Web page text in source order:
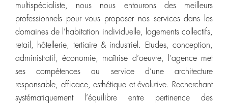
multispécialiste, nous nous entourons des meilleurs
professionnels pour vous proposer nos services dans les
domaines de l’habitation individuelle, logements collectifs,
retail, hôtellerie, tertiaire & industriel. Etudes, conception,
administratif, économie, maîtrise d’oeuvre, l’agence met
ses compétences au service d’une architecture
responsable, efficace, esthétique et évolutive. Recherchant
systématiquement l’équilibre entre pertinence des